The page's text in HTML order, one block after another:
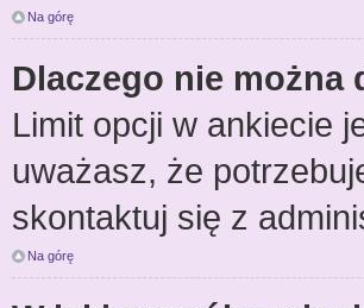
Na górę
Dlaczego nie
Limit opcji w ankiecie
uważasz, że
skontaktuj się z
Na górę